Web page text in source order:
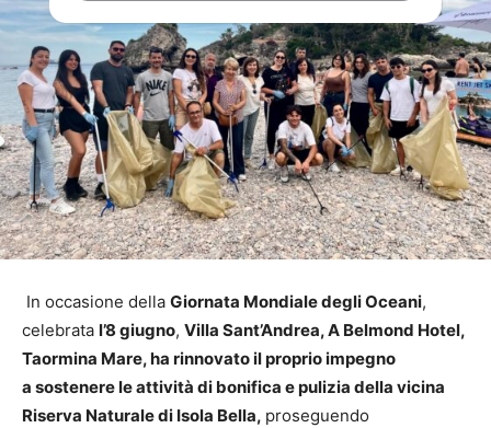
In occasione della Giornata Mondiale degli Oceani,
celebrata l’8 giugno, Villa Sant’Andrea, A Belmond Hotel,
Taormina Mare, ha rinnovato il proprio impegno
a sostenere le attività di bonifica e pulizia della vicina
Riserva Naturale di Isola Bella, proseguendo